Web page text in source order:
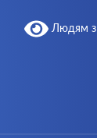
Людям з